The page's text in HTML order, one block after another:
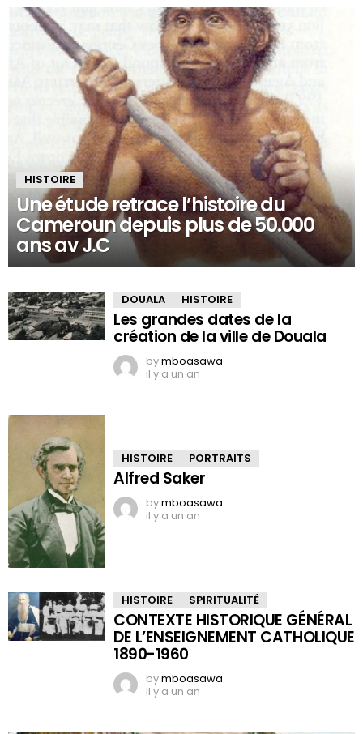
HISTOIRE
Une étude retrace l’histoire du
Cameroun depuis plus de 50.000
ans av J.C
DOUALA HISTOIRE
Les grandes dates de la
création de la ville de Douala
bymboasawa
il y a un an
HISTOIRE PORTRAITS
Alfred Saker
bymboasawa
il y a un an
HISTOIRE SPIRITUALITÉ
CONTEXTE HISTORIQUE GÉNÉRAL
DE L’ENSEIGNEMENT CATHOLIQUE
1890-1960
bymboasawa
il y a un an